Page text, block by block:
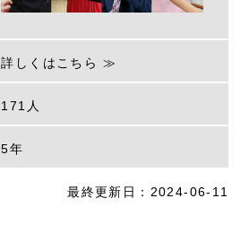
詳しくはこちら ≫
171人
5年
最終更新日：2024-06-11